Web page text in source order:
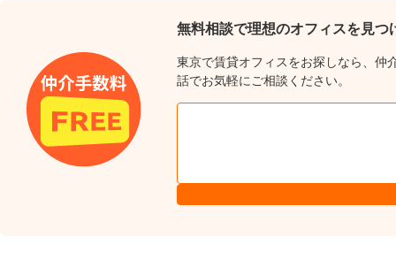
無料相談で理想のオフィスを見つ
東京で賃貸オフィスをお探しなら、仲
話でお気軽にご相談ください。